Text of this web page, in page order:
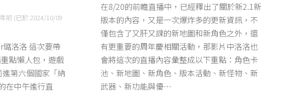
前 (已於 2024/10/09
洛洛 這次要帶
點懶人包，遊戲
第六個國家「納
在中午進行直
在8/20的前瞻直播中，已經釋出了關於新2.1新
版本的內容，又是一次爆炸多的更新資訊，不
僅包含了又肝又課的新地圖和新角色之外，還
有更重要的周年慶相關活動，那影片中洛洛也
會將這次的直播內容彙整成以下重點：角色卡
池、新地圖、新角色、版本活動、新怪物、新
武器、新功能與優…